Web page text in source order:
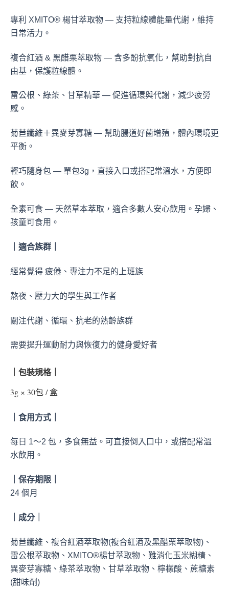
專利 XMITO® 楊甘萃取物 — 支持粒線體能量代謝，維持
日常活力。
複合紅酒 & 黑醋栗萃取物 — 含多酚抗氧化，幫助對抗自
由基，保護粒線體。
雷公根、綠茶、甘草精華 — 促進循環與代謝，減少疲勞
感。
菊苣纖維＋異麥芽寡糖 — 幫助腸道好菌增殖，體內環境更
平衡。
輕巧隨身包 — 單包3g，直接入口或搭配常溫水，方便即
飲。
全素可食 — 天然草本萃取，適合多數人安心飲用。孕婦、
孩童可食用。
｜適合族群｜
經常覺得 疲倦、專注力不足的上班族
熬夜、壓力大的學生與工作者
關注代謝、循環、抗老的熟齡族群
需要提升運動耐力與恢復力的健身愛好者
｜包裝規格｜
3g × 30包 / 盒
｜食用方式｜
每日 1～2 包，多食無益。可直接倒入口中，或搭配常溫
水飲用。
｜保存期限｜
24 個月
｜成分｜
菊苣纖維、複合紅酒萃取物(複合紅酒及黑醋栗萃取物)、
雷公根萃取物、XMITO®楊甘萃取物、難消化玉米糊精、
異麥芽寡糖、綠茶萃取物、甘草萃取物、檸檬酸、蔗糖素
(甜味劑)